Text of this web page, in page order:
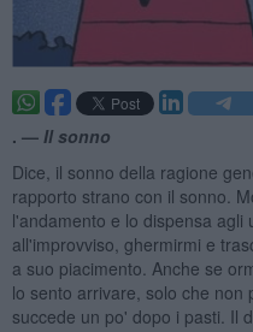
. — Il sonno
Dice, il sonno della ragione
rapporto strano con il sonno.
l'andamento e lo dispensa agli
all'improvviso, ghermirmi e
a suo piacimento. Anche se
lo sento arrivare, solo che non
succede un po' dopo i pasti. Il